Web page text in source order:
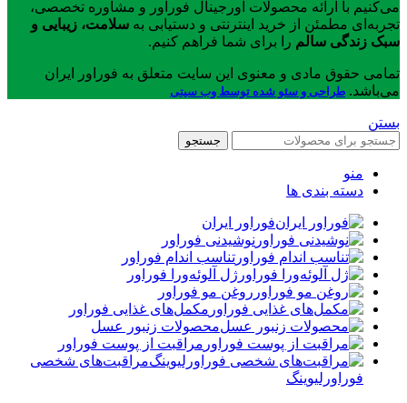
می‌کنیم با ارائه محصولات اورجینال فوراور و مشاوره تخصصی،
تجربه‌ای مطمئن از خرید اینترنتی و دستیابی به سلامت، زیبایی و
سبک زندگی سالم را برای شما فراهم کنیم.
تمامی حقوق مادی و معنوی این سایت متعلق به فوراور ایران
می‌باشد. طراحی و سئو شده توسط وب سیتی
بستن
جستجو
منو
دسته بندی ها
فوراور ایران
نوشیدنی فوراور
تناسب اندام فوراور
ژل آلوئه‌ورا فوراور
روغن مو فوراور
مکمل‌های غذایی فوراور
محصولات زنبور عسل
مراقبت از پوست فوراور
مراقبت‌های شخصی
فوراورلیوینگ